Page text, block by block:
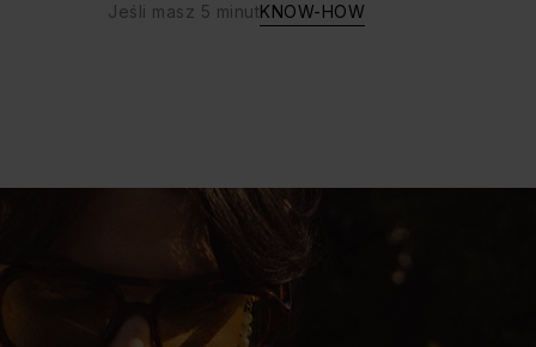
Jeśli masz 5 minutKNOW-HOW